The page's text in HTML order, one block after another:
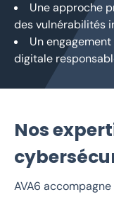
Une approche
des vulnérabilités
Un
digitale
Nos
AVA6